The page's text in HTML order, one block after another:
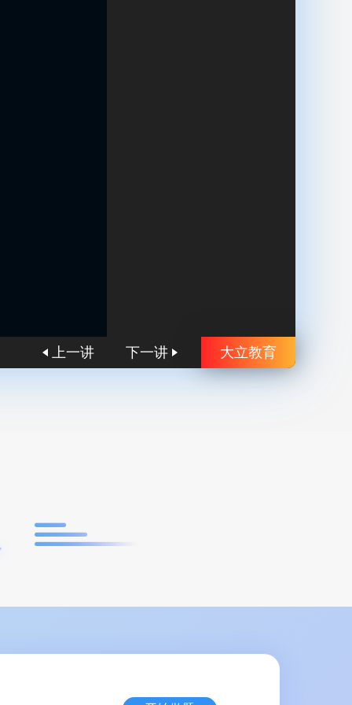
上一讲 下一讲 大立教育